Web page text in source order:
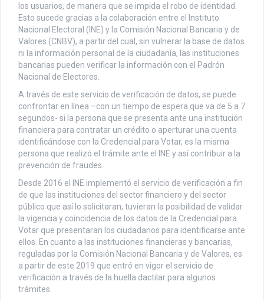
los usuarios, de manera que se impida el robo de identidad.
Esto sucede gracias a la colaboración entre el Instituto
Nacional Electoral (INE) y la Comisión Nacional Bancaria y de
Valores (CNBV), a partir del cual, sin vulnerar la base de datos
ni la información personal de la ciudadanía, las instituciones
bancarias pueden verificar la información con el Padrón
Nacional de Electores.
A través de este servicio de verificación de datos, se puede
confrontar en línea –con un tiempo de espera que va de 5 a 7
segundos- si la persona que se presenta ante una institución
financiera para contratar un crédito o aperturar una cuenta
identificándose con la Credencial para Votar, es la misma
persona que realizó el trámite ante el INE y así contribuir a la
prevención de fraudes.
Desde 2016 el INE implementó el servicio de verificación a fin
de que las instituciones del sector financiero y del sector
público que así lo solicitaran, tuvieran la posibilidad de validar
la vigencia y coincidencia de los datos de la Credencial para
Votar que presentaran los ciudadanos para identificarse ante
ellos. En cuanto a las instituciones financieras y bancarias,
reguladas por la Comisión Nacional Bancaria y de Valores, es
a partir de este 2019 que entró en vigor el servicio de
verificación a través de la huella dactilar para algunos
trámites.